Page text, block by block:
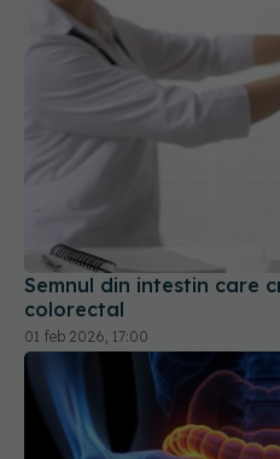
Semnul din intestin care
colorectal
01 feb 2026, 17:00